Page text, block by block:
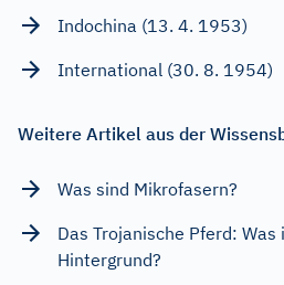
Indochina (13. 4. 1953)
International (30. 8. 1954)
Weitere Artikel aus der
Was sind Mikrofasern?
Das Trojanische Pferd:
Hintergrund?